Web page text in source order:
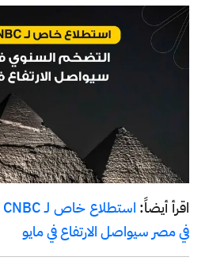
اقرأ أيضاً:
في مصر سيواصل الارتفاع في مايو